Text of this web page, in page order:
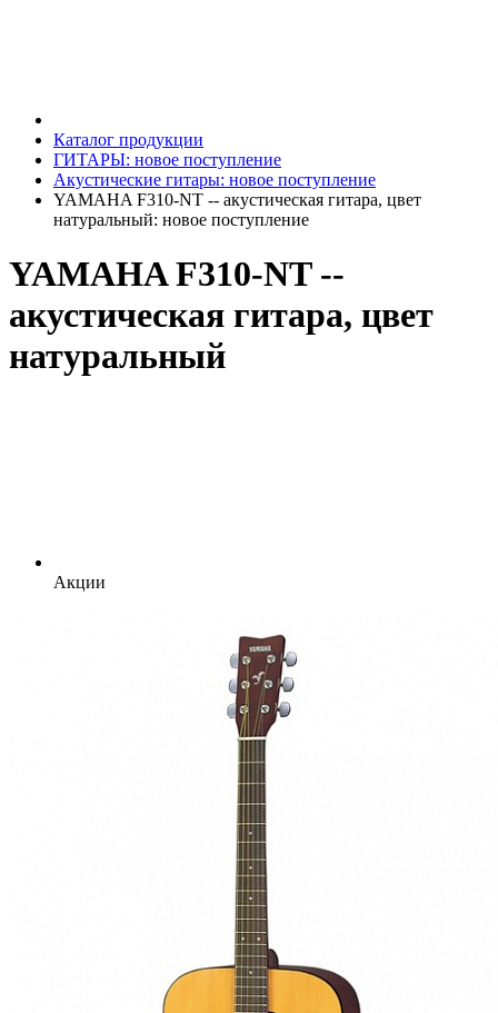
Каталог продукции
ГИТАРЫ: новое поступление
Акустические гитары: новое поступление
YAMAHA F310-NT -- акустическая гитара, цвет
натуральный: новое поступление
YAMAHA F310-NT --
акустическая гитара, цвет
натуральный
Акции